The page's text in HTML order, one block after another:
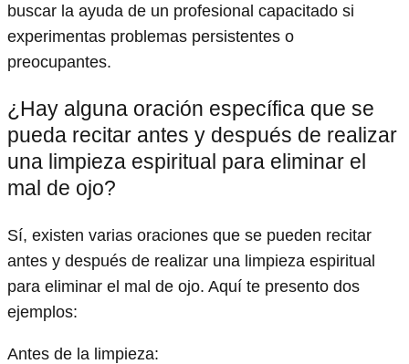
buscar la ayuda de un profesional capacitado si
experimentas problemas persistentes o
preocupantes.
¿Hay alguna oración específica que se
pueda recitar antes y después de realizar
una limpieza espiritual para eliminar el
mal de ojo?
Sí, existen varias oraciones que se pueden recitar
antes y después de realizar una limpieza espiritual
para eliminar el mal de ojo. Aquí te presento dos
ejemplos:
Antes de la limpieza: